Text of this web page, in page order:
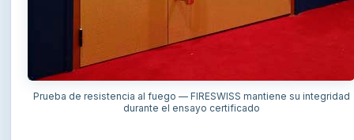
Prueba de resistencia al fuego — FIRESWISS mantiene su integridad
durante el ensayo certificado